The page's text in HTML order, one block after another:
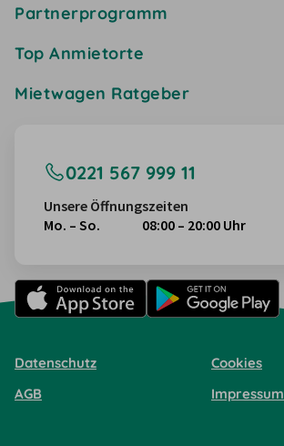
Partnerprogramm
Top Anmietorte
Mietwagen Ratgeber
0221 567 999 11
Unsere Öffnungszeiten
Mo. – So.
08:00 – 20:00 Uhr
Datenschutz
Cookies
AGB
Impressum